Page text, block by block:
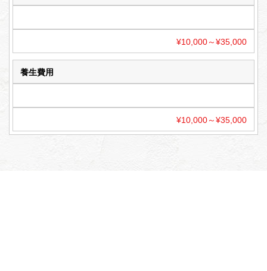
¥10,000～¥35,000
養生費用
¥10,000～¥35,000